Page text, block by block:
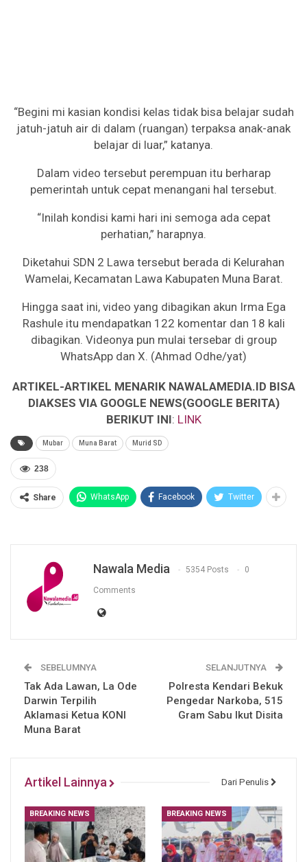
“Begini mi kasian kondisi kelas tidak bisa belajar sudah
jatuh-jatuh air di dalam (ruangan) terpaksa anak-anak
belajar di luar,” katanya.
Dalam video tersebut perempuan itu berharap
pemerintah untuk cepat menangani hal tersebut.
“Inilah kondisi kami hari ini semoga ada cepat
perhatian,” harapnya.
Diketahui SDN 2 Lawa tersebut berada di Kelurahan
Wamelai, Kecamatan Lawa Kabupaten Muna Barat.
Hingga saat ini, video yang dibagikan akun Irma Ega
Rashule itu mendapatkan 122 komentar dan 18 kali
dibagikan. Videonya pun mulai tersebar di group
WhatsApp dan X. (Ahmad Odhe/yat)
ARTIKEL-ARTIKEL MENARIK NAWALAMEDIA.ID BISA
DIAKSES VIA GOOGLE NEWS(GOOGLE BERITA)
BERIKUT INI: LINK
Mubar Muna Barat Murid SD
238
Share WhatsApp Facebook Twitter
Nawala Media 5354 Posts 0
Comments
SEBELUMNYA
Tak Ada Lawan, La Ode
Darwin Terpilih
Aklamasi Ketua KONI
Muna Barat
SELANJUTNYA
Polresta Kendari Bekuk
Pengedar Narkoba, 515
Gram Sabu Ikut Disita
Artikel Lainnya Dari Penulis
BREAKING NEWS BREAKING NEWS